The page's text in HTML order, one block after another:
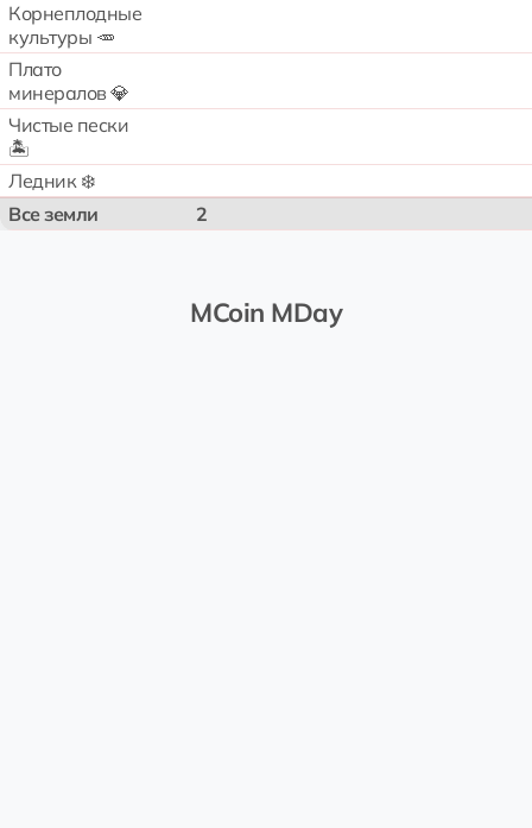
Корнеплодные
культуры 🥕
Плато
минералов 💎
Чистые пески
🏝️
Ледник ❄️
Все земли
2
MCoin MDay